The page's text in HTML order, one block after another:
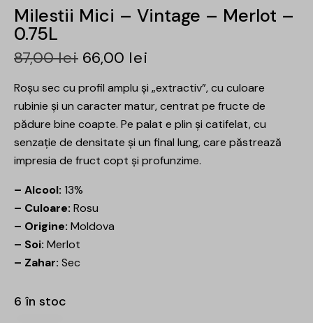
Milestii Mici – Vintage – Merlot –
0.75L
87,00lei 66,00 lei
Roșu sec cu profil amplu și „extractiv”, cu culoare
rubinie și un caracter matur, centrat pe fructe de
pădure bine coapte. Pe palat e plin și catifelat, cu
senzație de densitate și un final lung, care păstrează
impresia de fruct copt și profunzime.
– Alcool: 13%
– Culoare: Rosu
– Origine: Moldova
– Soi: Merlot
– Zahar: Sec
6 în stoc